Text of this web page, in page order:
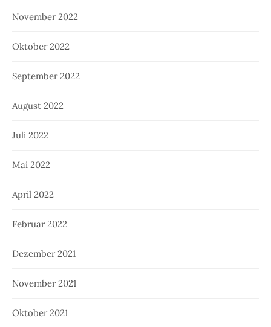
November 2022
Oktober 2022
September 2022
August 2022
Juli 2022
Mai 2022
April 2022
Februar 2022
Dezember 2021
November 2021
Oktober 2021